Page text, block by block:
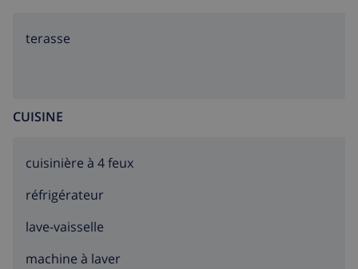
terasse
CUISINE
cuisinière à 4 feux
réfrigérateur
lave-vaisselle
machine à laver